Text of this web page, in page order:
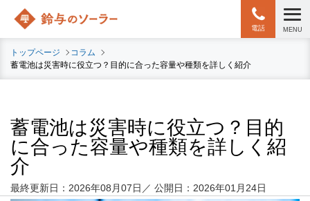
電話 MENU
トップページ
コラム
蓄電池は災害時に役立つ？目的に合った容量や種類を詳しく紹介
蓄電池は災害時に役立つ？目的
に合った容量や種類を詳しく紹
介
最終更新日：2026年08月07日／ 公開日：2026年01月24日